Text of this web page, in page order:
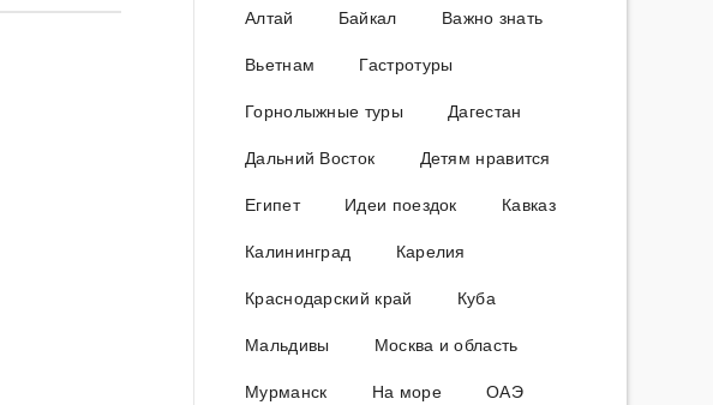
Алтай Байкал
Важно знать
Вьетнам
Гастротуры
Горнолыжные туры
Дагестан
Дальний Восток
Детям нравится
Египет
Идеи поездок
Кавказ
Калининград
Карелия
Краснодарский край
Куба
Мальдивы
Москва и область
Мурманск
На море
ОАЭ